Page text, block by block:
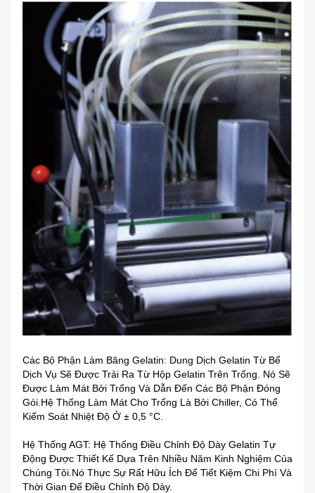
Các Bộ Phận Làm Băng Gelatin: Dung Dịch Gelatin Từ Bể
Dịch Vụ Sẽ Được Trải Ra Từ Hộp Gelatin Trên Trống. Nó Sẽ
Được Làm Mát Bởi Trống Và Dẫn Đến Các Bộ Phận Đóng
Gói.Hệ Thống Làm Mát Cho Trống Là Bởi Chiller, Có Thể
Kiểm Soát Nhiệt Độ Ở ± 0,5 °C.
Hệ Thống AGT: Hệ Thống Điều Chỉnh Độ Dày Gelatin Tự
Động Được Thiết Kế Dựa Trên Nhiều Năm Kinh Nghiệm Của
Chúng Tôi.Nó Thực Sự Rất Hữu Ích Để Tiết Kiệm Chi Phí Và
Thời Gian Để Điều Chỉnh Độ Dày.